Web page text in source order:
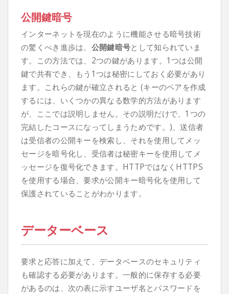
公開鍵暗号
インターネットを現在のように機能させる暗号技術
の驚くべき進歩は、 公開鍵暗号として知られていま
す。この方法では、2つの鍵があります。1つは公開
鍵で共有でき、もう1つは秘密にしておく必要があり
ます。これらの鍵が確立されると (キーのペアを作成
するには、いくつかの異なる数学的方法があります
が、ここでは説明しません。その説明だけで、1つの
完結したコースになってしまうためです。)、送信者
は受信者の公開キーを検索し、それを使用してメッ
セージを暗号化し、受信者は秘密キーを使用してメ
ッセージを復号化できます。HTTPではなくHTTPS
を使用する場合、要求が公開キー暗号化を使用して
保護されていることがわかります。
データーベース
要求と応答に加えて、データベースのセキュリティ
も確認する必要があります。一般的に保存する必要
があるのは、次の表に示すユーザ名とパスワードを